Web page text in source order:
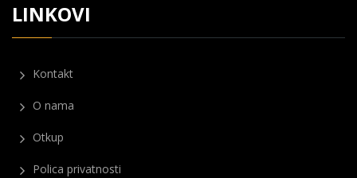
LINKOVI
Kontakt
O nama
Otkup
Polica privatnosti